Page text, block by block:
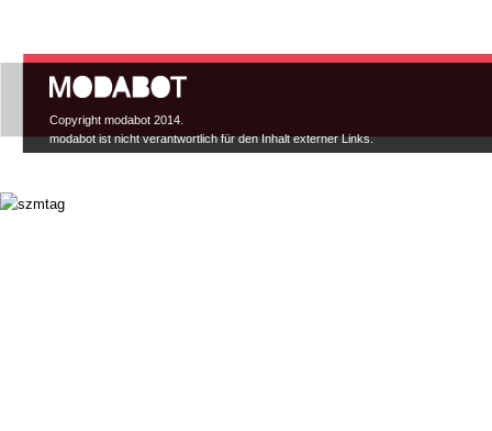
Hauptmenü
Copyright modabot 2014.
modabot ist nicht verantwortlich für den Inhalt externer Links.